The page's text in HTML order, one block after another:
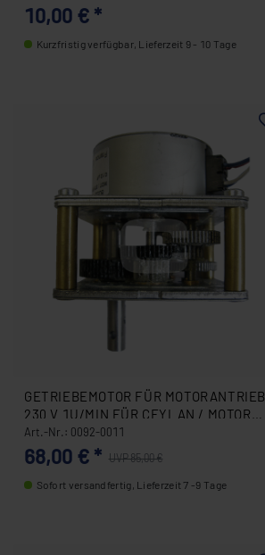
10,00 € *
Kurzfristig verfügbar, Lieferzeit 9 - 10 Tage
GETRIEBEMOTOR FÜR MOTORANTRIEB
230 V 1U/MIN FÜR CEYLAN / MOTOR
OBEN 0092-0011
Art.-Nr.: 0092-0011
UVP 85,00 €
68,00 € *
Sofort versandfertig, Lieferzeit 7 -9 Tage